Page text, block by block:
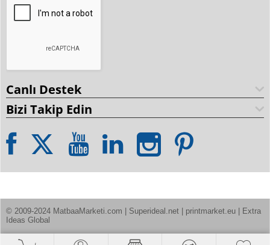
Canlı Destek
Bizi Takip Edin
© 2009-2024 MatbaaMarketi.com | Superideal.net | printmarket.eu | Extra
Ideas Global